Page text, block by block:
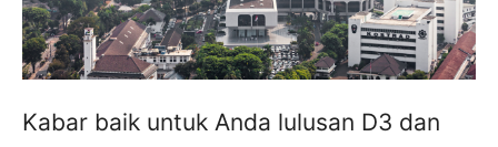
Kabar baik untuk Anda lulusan D3 dan